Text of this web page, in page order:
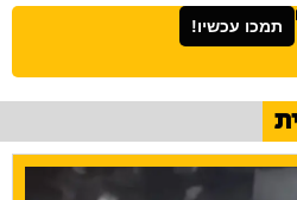
תמכו עכשיו!